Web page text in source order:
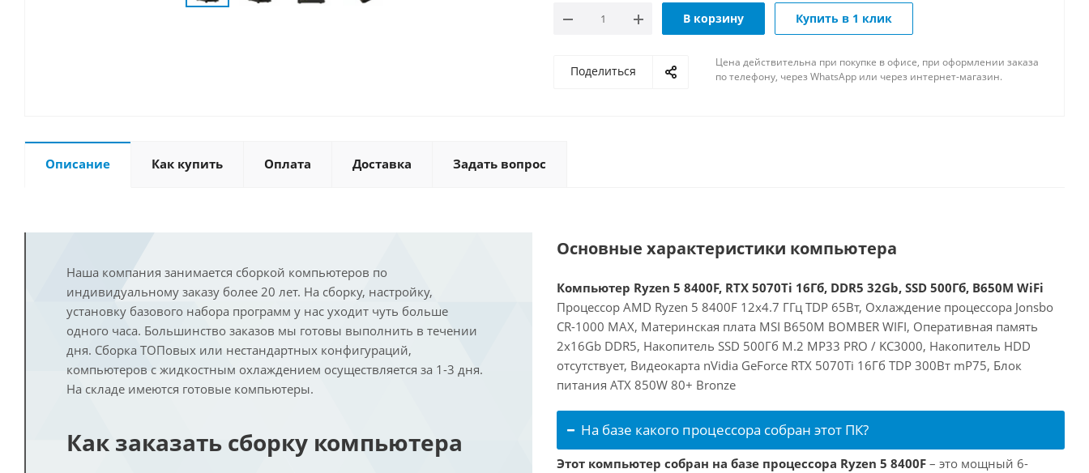
В корзину Купить в 1 клик
Поделиться
Цена действительна при покупке в офисе, при оформлении заказа
по телефону, через WhatsApp или через интернет-магазин.
Описание Как купить Оплата Доставка Задать вопрос
Наша компания занимается сборкой компьютеров по
индивидуальному заказу более 20 лет. На сборку, настройку,
установку базового набора программ у нас уходит чуть больше
одного часа. Большинство заказов мы готовы выполнить в течении
дня. Сборка ТОПовых или нестандартных конфигураций,
компьютеров с жидкостным охлаждением осуществляется за 1-3 дня.
На складе имеются готовые компьютеры.
Как заказать сборку компьютера
Основные характеристики компьютера
Компьютер Ryzen 5 8400F, RTX 5070Ti 16Гб, DDR5 32Gb, SSD 500Гб, B650M WiFi
Процессор AMD Ryzen 5 8400F 12x4.7 ГГц TDP 65Вт, Охлаждение процессора Jonsbo
CR-1000 MAX, Материнская плата MSI B650M BOMBER WIFI, Оперативная память
2x16Gb DDR5, Накопитель SSD 500Гб M.2 MP33 PRO / KC3000, Накопитель HDD
отсутствует, Видеокарта nVidia GeForce RTX 5070Ti 16Гб TDP 300Вт mP75, Блок
питания ATX 850W 80+ Bronze
На базе какого процессора собран этот ПК?
Этот компьютер собран на базе процессора Ryzen 5 8400F – это мощный 6-